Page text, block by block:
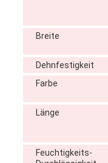
Breite
Dehnfestigkeit
Farbe
Länge
Feuchtigkeits-